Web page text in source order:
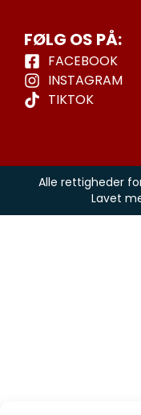
FØLG OS PÅ:
FACEBOOK
INSTAGRAM
TIKTOK
Alle rettigheder
Lavet